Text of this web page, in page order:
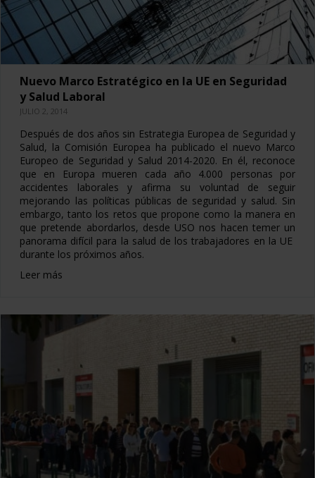
Nuevo Marco Estratégico en la UE en Seguridad
y Salud Laboral
JULIO 2, 2014
Después de dos años sin Estrategia Europea de Seguridad y
Salud, la Comisión Europea ha publicado el nuevo Marco
Europeo de Seguridad y Salud 2014-2020. En él, reconoce
que en Europa mueren cada año 4.000 personas por
accidentes laborales y afirma su voluntad de seguir
mejorando las políticas públicas de seguridad y salud. Sin
embargo, tanto los retos que propone como la manera en
que pretende abordarlos, desde USO nos hacen temer un
panorama difícil para la salud de los trabajadores en la UE
durante los próximos años.
Leer más